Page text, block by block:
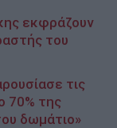
εκφράζουν
του
τις
70% της
δωμάτιο»